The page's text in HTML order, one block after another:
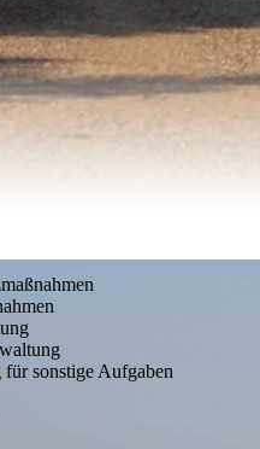
2012
(107.09KB)
(107.09KB)
für sonstige Aufgaben